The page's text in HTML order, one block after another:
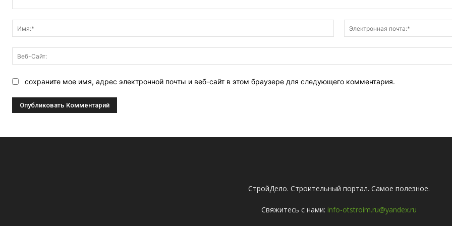
Имя:*
сохраните мое имя, адрес электронной почты и веб-сайт в этом браузере для следующего комментария.
СтройДело. Строительный портал. Самое полезное.
Свяжитесь с нами: info-otstroim.ru@yandex.ru